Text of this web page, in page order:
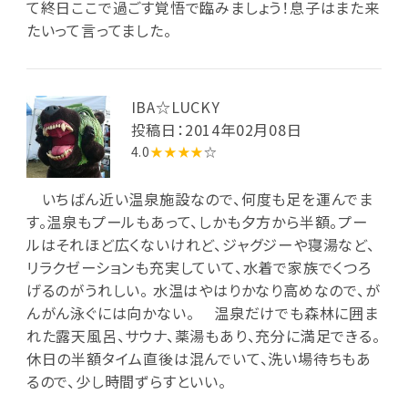
て終日ここで過ごす覚悟で臨みましょう！息子はまた来
たいって言ってました。
IBA☆LUCKY
投稿日：2014年02月08日
4.0★★★★☆
いちばん近い温泉施設なので、何度も足を運んでま
す。温泉もプールもあって、しかも夕方から半額。プー
ルはそれほど広くないけれど、ジャグジーや寝湯など、
リラクゼーションも充実していて、水着で家族でくつろ
げるのがうれしい。 水温はやはりかなり高めなので、が
んがん泳ぐには向かない。 温泉だけでも森林に囲ま
れた露天風呂、サウナ、薬湯もあり、充分に満足できる。
休日の半額タイム直後は混んでいて、洗い場待ちもあ
るので、少し時間ずらすといい。